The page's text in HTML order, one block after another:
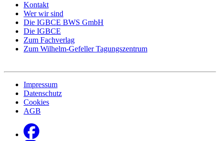
Kontakt
Wer wir sind
Die IGBCE BWS GmbH
Die IGBCE
Zum Fachverlag
Zum Wilhelm-Gefeller Tagungszentrum
Impressum
Datenschutz
Cookies
AGB